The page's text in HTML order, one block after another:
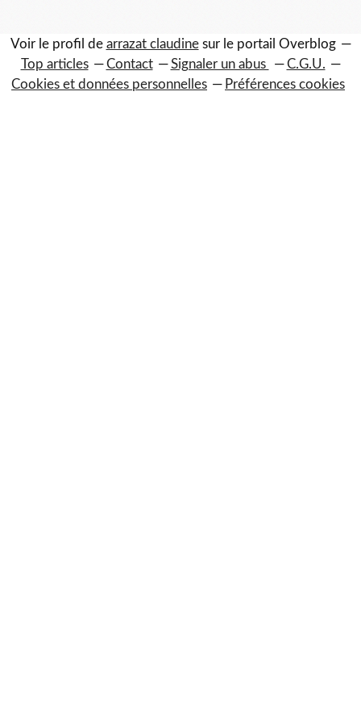
Voir le profil de arrazat claudinesur le portail Overblog
Top articles
Contact Signaler un abus
C.G.U.
Cookies et données personnelles
Préférences cookies